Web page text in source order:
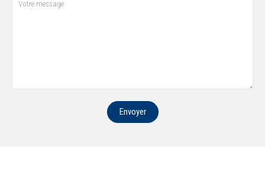
Envoyer